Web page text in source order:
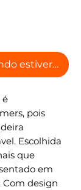
estiver
é
pois
Escolhida
que
em
design